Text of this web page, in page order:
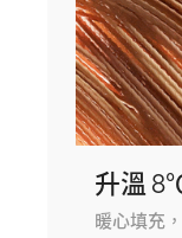
升溫
暖心填充